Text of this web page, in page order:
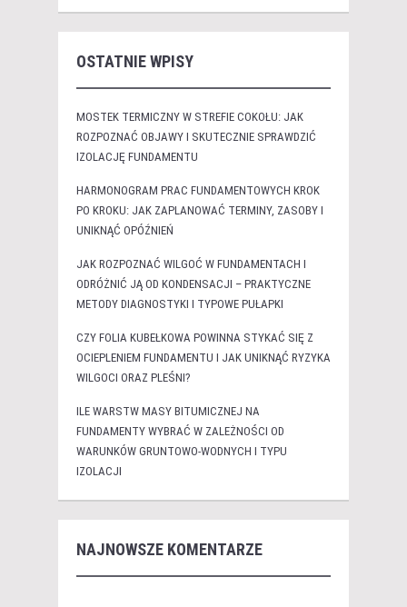
OSTATNIE WPISY
MOSTEK TERMICZNY W STREFIE COKOŁU: JAK
ROZPOZNAĆ OBJAWY I SKUTECZNIE SPRAWDZIĆ
IZOLACJĘ FUNDAMENTU
HARMONOGRAM PRAC FUNDAMENTOWYCH KROK
PO KROKU: JAK ZAPLANOWAĆ TERMINY, ZASOBY I
UNIKNĄĆ OPÓŹNIEŃ
JAK ROZPOZNAĆ WILGOĆ W FUNDAMENTACH I
ODRÓŻNIĆ JĄ OD KONDENSACJI – PRAKTYCZNE
METODY DIAGNOSTYKI I TYPOWE PUŁAPKI
CZY FOLIA KUBEŁKOWA POWINNA STYKAĆ SIĘ Z
OCIEPLENIEM FUNDAMENTU I JAK UNIKNĄĆ RYZYKA
WILGOCI ORAZ PLEŚNI?
ILE WARSTW MASY BITUMICZNEJ NA
FUNDAMENTY WYBRAĆ W ZALEŻNOŚCI OD
WARUNKÓW GRUNTOWO-WODNYCH I TYPU
IZOLACJI
NAJNOWSZE KOMENTARZE